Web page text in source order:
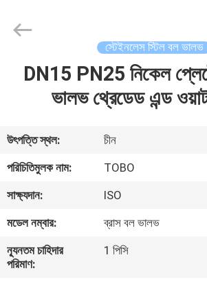
বাড়ি
আমাদের
সম্পর্কে
কারখানা
ভ্রমণ
সরবরাহকারী.
Copyright
stainlesssteel-
স্টেইনলেস স্টিল বল ভালভ
DN15 PN25 নিকেল
ভালভ থ্রেডেড এন্ড
উৎপত্তি স্থল:
চীন
পরিচিতিমুলক নাম:
TOBO
সাক্ষ্যদান:
ISO
মডেল নম্বার:
ব্রাস বল ভালভ
ন্যূনতম চাহিদার
পরিমাণ:
1 পিসি